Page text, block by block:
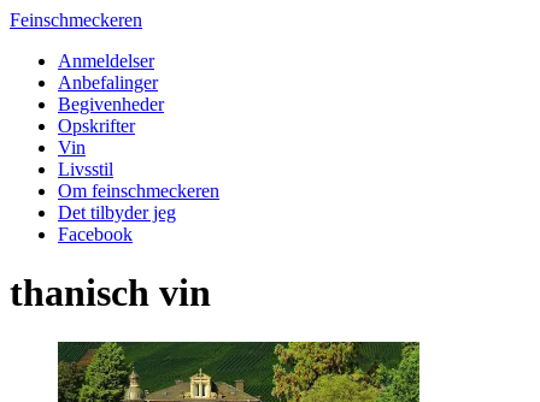
Feinschmeckeren
Anmeldelser
Anbefalinger
Begivenheder
Opskrifter
Vin
Livsstil
Om feinschmeckeren
Det tilbyder jeg
Facebook
thanisch vin